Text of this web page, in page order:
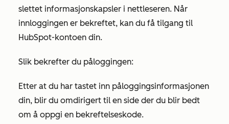
slettet informasjonskapsler i nettleseren. Når
innloggingen er bekreftet, kan du få tilgang til
HubSpot-kontoen din.
Slik bekrefter du påloggingen:
Etter at du har tastet inn påloggingsinformasjonen
din, blir du omdirigert til en side der du blir bedt
om å oppgi en bekreftelseskode.